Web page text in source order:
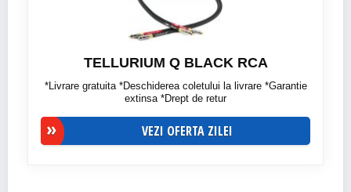
TELLURIUM Q BLACK RCA
*Livrare gratuita *Deschiderea coletului la livrare *Garantie
extinsa *Drept de retur
VEZI OFERTA ZILEI